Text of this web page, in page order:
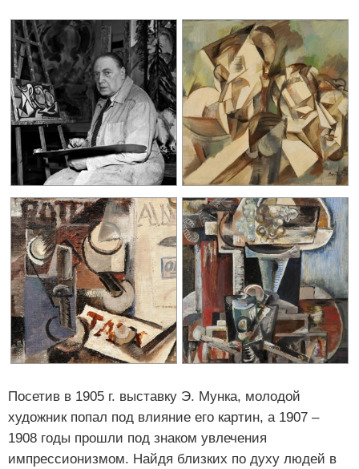
Посетив в 1905 г. выставку Э. Мунка, молодой
художник попал под влияние его картин, а 1907 –
1908 годы прошли под знаком увлечения
импрессионизмом. Найдя близких по духу людей в